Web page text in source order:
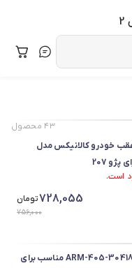
۴۳محصول
خودرو کالانیکس مدل
728,055تومان
756,000
آرم خودرو کالانیکس مدل ARM-405-30418 مناسب برای